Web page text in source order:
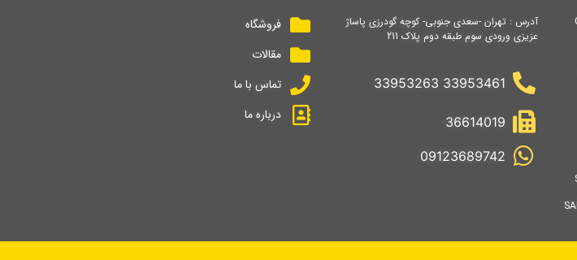
آدرس : تهران -سعدی جنوبی- کوچه گودرزی پاساژ
عزیزی ورودی سوم طبقه دوم پلاک 211
33953461 33953263
36614019
09123689742
فروشگاه
مقالات
تماس با ما
درباره ما